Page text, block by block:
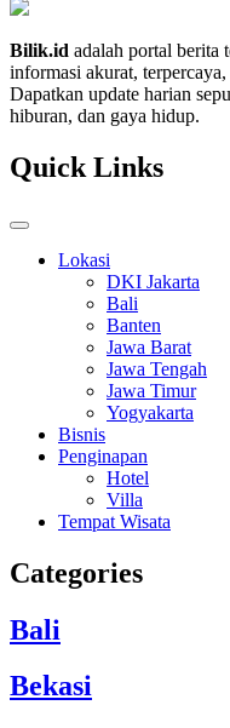
Bilik.id adalah portal berita
informasi akurat,
Dapatkan update harian
hiburan, dan gaya hidup.
Quick Links
Lokasi
DKI Jakarta
Bali
Banten
Jawa Barat
Jawa Tengah
Jawa Timur
Yogyakarta
Bisnis
Penginapan
Hotel
Villa
Tempat Wisata
Categories
Bali
Bekasi